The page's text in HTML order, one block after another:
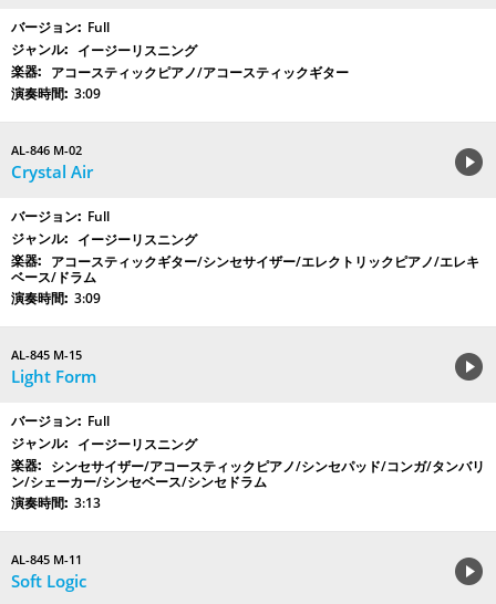
Full
イージーリスニング
アコースティックピアノ/アコースティックギター
3:09
AL-846 M-02
Crystal Air
Full
イージーリスニング
アコースティックギター/シンセサイザー/エレクトリックピアノ/エレキ
ベース/ドラム
3:09
AL-845 M-15
Light Form
Full
イージーリスニング
シンセサイザー/アコースティックピアノ/シンセパッド/コンガ/タンバリ
ン/シェーカー/シンセベース/シンセドラム
3:13
AL-845 M-11
Soft Logic